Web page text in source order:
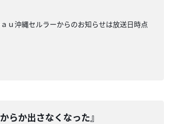
ｕ沖縄セルラーからのお知らせは放送日時点
らか出さなくなった』